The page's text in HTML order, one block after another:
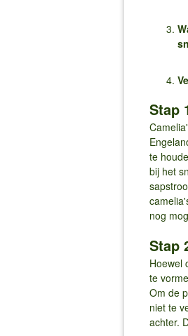
Stap
te
bij het
nog
Stap
Hoewel
te
Om de
niet te
achter.